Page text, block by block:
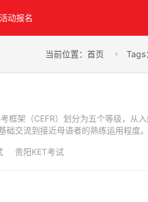
活动报名
当前位置： 首页  Tags
框架（CEFR）划分为五个等级，从
础交流到接近母语者的熟练运用程度
贵阳KET考试